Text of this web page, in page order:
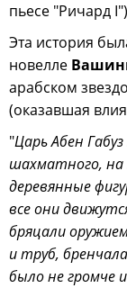
пьесе "Ричард
Эта история
новелле
арабском
(оказавшая
"Царь Абен
шахматного,
деревянные
все они
бряцали
и труб,
было не громче